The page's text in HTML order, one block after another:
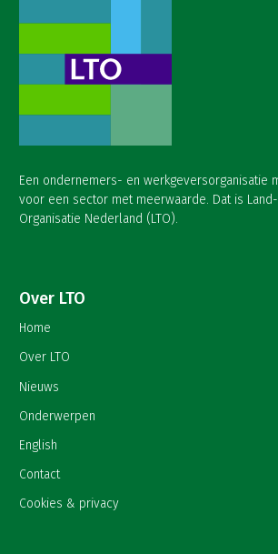
Een ondernemers- en werkgeversorganisatie
voor een sector met meerwaarde. Dat is
Organisatie Nederland (LTO).
Over LTO
Home
Over LTO
Nieuws
Onderwerpen
English
Contact
Cookies & privacy